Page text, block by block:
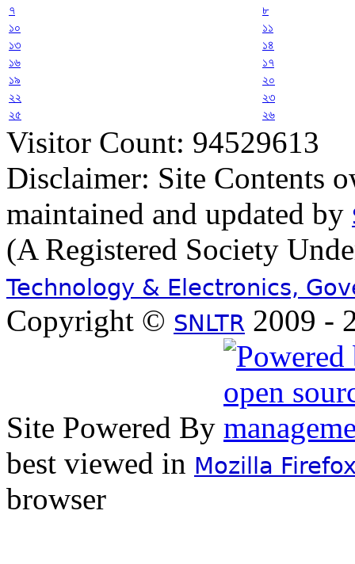
৭
৮
১০
১১
১৩
১৪
১৬
১৭
১৯
২০
২২
২৩
২৫
২৬
Visitor Count: 94529613
Disclaimer: Site Contents
maintained and updated by
(A Registered Society
Technology & Electronics,
Copyright © SNLTR 2009 -
Site Powered By
best viewed in Mozilla
browser